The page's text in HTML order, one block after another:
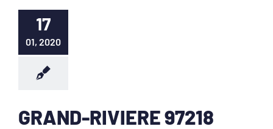
17
01, 2020
GRAND-RIVIERE 97218